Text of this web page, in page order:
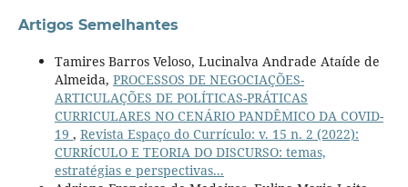
Artigos Semelhantes
Tamires Barros Veloso, Lucinalva Andrade Ataíde de
Almeida, PROCESSOS DE NEGOCIAÇÕES-
ARTICULAÇÕES DE POLÍTICAS-PRÁTICAS
CURRICULARES NO CENÁRIO PANDÊMICO DA COVID-
19 , Revista Espaço do Currículo: v. 15 n. 2 (2022):
CURRÍCULO E TEORIA DO DISCURSO: temas,
estratégias e perspectivas...